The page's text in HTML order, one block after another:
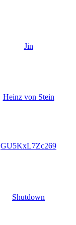
Jin
Heinz von Stein
GU5KxL7Zc269
Shutdown